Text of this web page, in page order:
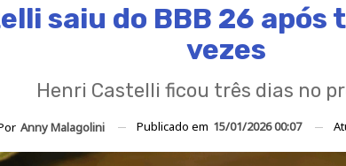
saiu do BBB 26 após
vezes
Henri Castelli ficou três dias no
Anny Malagolini Publicado em 15/01/2026 00:07